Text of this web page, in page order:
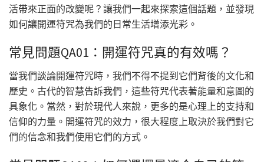
活帶來正面的改變呢？讓我們一起來探索這個話題，並發現
如何讓開運符咒為我們的日常生活增添光彩。
常見問題QA01：開運符咒真的有效嗎？
當我們談論開運符咒時，我們不得不提到它們背後的文化和
歷史。古代的智慧告訴我們，這些符咒代表著能量和意圖的
具象化。當然，對於現代人來說，更多的是心理上的支持和
信仰的力量。開運符咒的效力，很大程度上取決於我們對它
們的信念和我們使用它們的方式。